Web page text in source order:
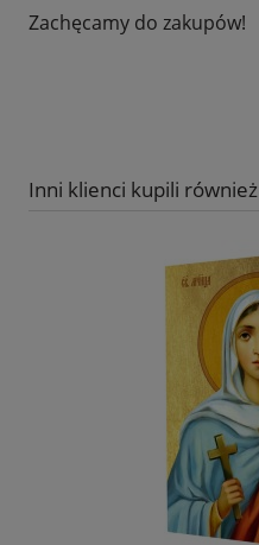
Zachęcamy do zakupów!
Inni klienci kupili również